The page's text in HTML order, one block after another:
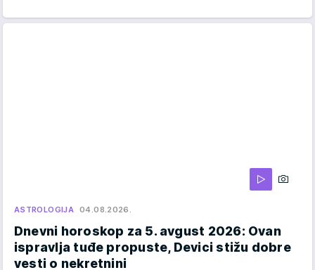
ASTROLOGIJA 04.08.2026.
Dnevni horoskop za 5. avgust 2026: Ovan
ispravlja tuđe propuste, Devici stižu dobre
vesti o nekretnini